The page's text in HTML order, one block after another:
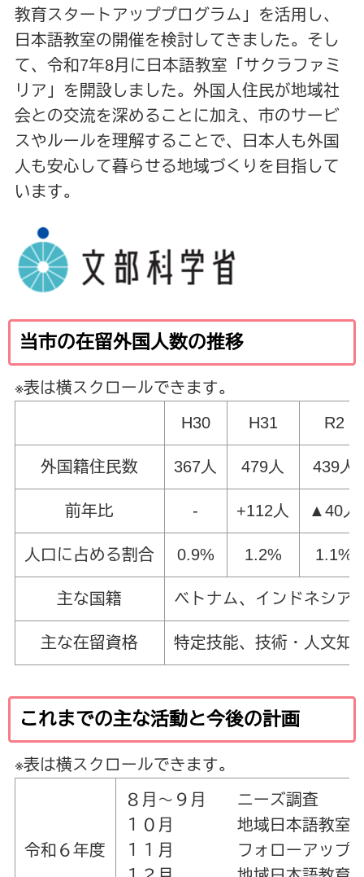
教育スタートアッププログラム」を活用し、
日本語教室の開催を検討してきました。そし
て、令和7年8月に日本語教室「サクラファミ
リア」を開設しました。外国人住民が地域社
会との交流を深めることに加え、市のサービ
スやルールを理解することで、日本人も外国
人も安心して暮らせる地域づくりを目指して
います。
当市の在留外国人数の推移
※表は横スクロールできます。
H30
H31 R2
外国籍住民数 367人 479人 439人
前年比 - +112人 ▲40人
人口に占める割合 0.9% 1.2% 1.1%
主な国籍 ベトナム、インドネシア
主な在留資格 特定技能、技術・人文知
これまでの主な活動と今後の計画
※表は横スクロールできます。
令和６年度
８月～９月 ニーズ調査
１０月 地域日本語教室開設
１１月 フォローアップ会議